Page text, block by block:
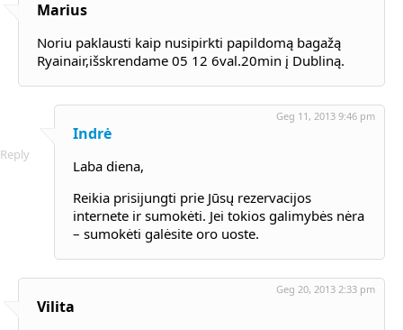
Marius
Noriu paklausti kaip nusipirkti papildomą bagažą
Ryainair,išskrendame 05 12 6val.20min į Dubliną.
Reply
Indrė
Geg 11, 2013 9:46 pm
Laba diena,
Reikia prisijungti prie Jūsų rezervacijos
internete ir sumokėti. Jei tokios galimybės nėra
– sumokėti galėsite oro uoste.
Vilita
Geg 20, 2013 2:33 pm